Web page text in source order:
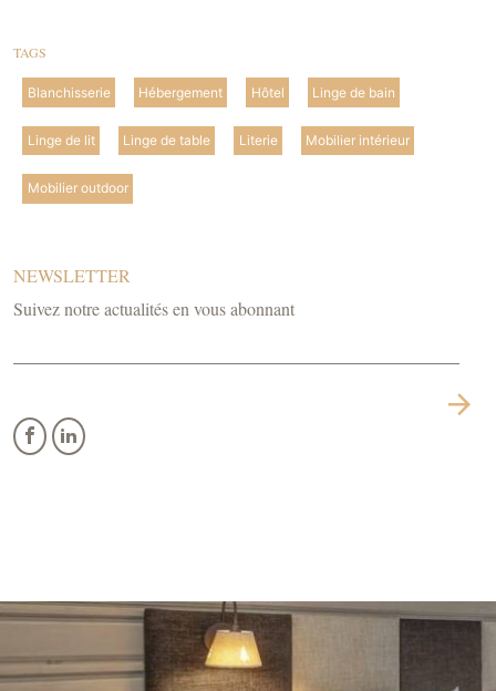
TAGS
Blanchisserie Hébergement Hôtel Linge de bain
Linge de lit Linge de table Literie Mobilier intérieur
Mobilier outdoor
NEWSLETTER
Suivez notre actualités en vous abonnant